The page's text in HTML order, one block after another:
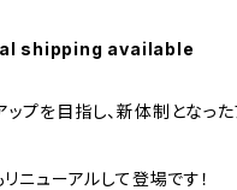
shipping available
プを目指し、新体制となっ
リニューアルして登場です！